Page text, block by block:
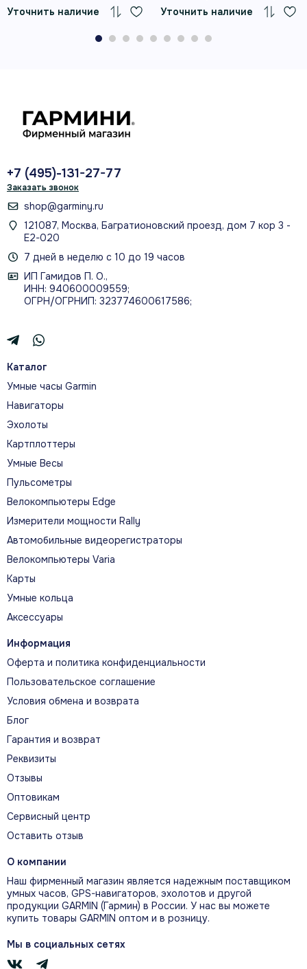
Кристально-четкий AMOLED-дисплей
под яркими солнечными лучами. Попробуйте
Функция Health Snapshot
основных статистических данных, включая
частоту пульса, вариабельность частоты
Затем создайте отчет с этими данными для
возможности передачи информации через
приложение Garmin Connect на совместимом
смартфоне.
Просматривайте уровни энергии вашего
лучшего времени для активности и отдыха.
Пульсоксиметр
С помощью пульсоксиметра можно узнавать
уровень насыщения крови кислородом в
любой момент времени в течение дня или во
время сна. Таким образом, вы будете знать,
насколько хорошо организм усваивает
ДИЗАЙН И ВОЗМОЖНОСТИ
Официальная визуальная история
модели
До 9, если быть точным.
Делайте больше, отслеживайте
больше и узнавайте больше о своём
здоровье в целом
ВСТРЕЧАЙТЕ НОВЫЕ ЧАСЫ
Уточнить наличие
Уточнить наличие
+7 (495)-131-27-77
Заказать звонок
shop@garminy.ru
121087, Москва, Багратионовский проезд, дом 7 кор 3 -
Е2-020
7 дней в неделю с 10 до 19 часов
ИП Гамидов П. О.,
ИНН: 940600009559;
ОГРН/ОГРНИП: 323774600617586;
Каталог
Умные часы Garmin
Навигаторы
Эхолоты
Картплоттеры
Умные Весы
Пульсометры
Велокомпьютеры Edge
Измерители мощности Rally
Автомобильные видеорегистраторы
Велокомпьютеры Varia
Карты
Умные кольца
Аксессуары
Информация
Оферта и политика конфиденциальности
Пользовательское соглашение
Условия обмена и возврата
Блог
Гарантия и возврат
Реквизиты
Отзывы
Оптовикам
Сервисный центр
Оставить отзыв
О компании
Наш фирменный магазин является надежным поставщиком
умных часов, GPS-навигаторов, эхолотов и другой
продукции GARMIN (Гармин) в России. У нас вы можете
купить товары GARMIN оптом и в розницу.
Мы в социальных сетях